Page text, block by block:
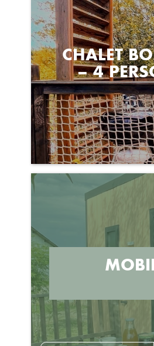
CHALET
– 4